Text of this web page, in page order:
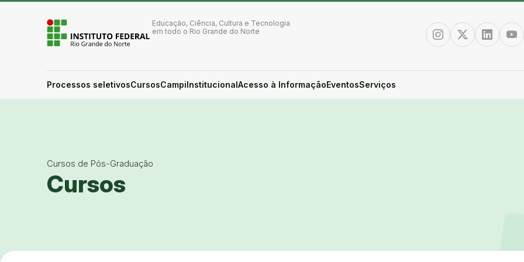
Ir para a página inicial
Ir para a busca
Ir para o menu principal
Ir para o conteúdo
Alto contraste
Login da Área Administrativa
Educação, Ciência, Cultura e Tecnologia
em todo o Rio Grande do Norte
InstagramTwitter/XLinkedin
Processos seletivosCursosCampiInstitucionalAcesso à InformaçãoEventosServiços
Cursos de Pós-Graduação
Cursos